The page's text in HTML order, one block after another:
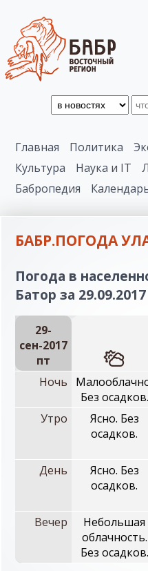
Главная Политика
Культура
Наука и IT
Бабропедия
БАБР.ПОГОДА
Погода в
Батор за 29.09.2017
29-
сен-2017
пт
Ночь
Без осадков.
Утро
Ясно. Без
осадков.
День
Ясно. Без
осадков.
Вечер
Небольшая
облачность.
Без осадков.